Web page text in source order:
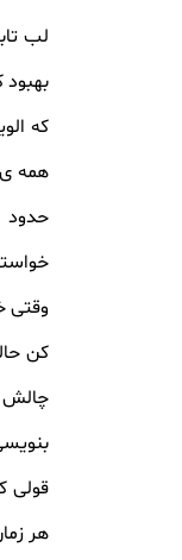
لب
که
همه
حدود
وقتی
کن
چالش
قولی
هر